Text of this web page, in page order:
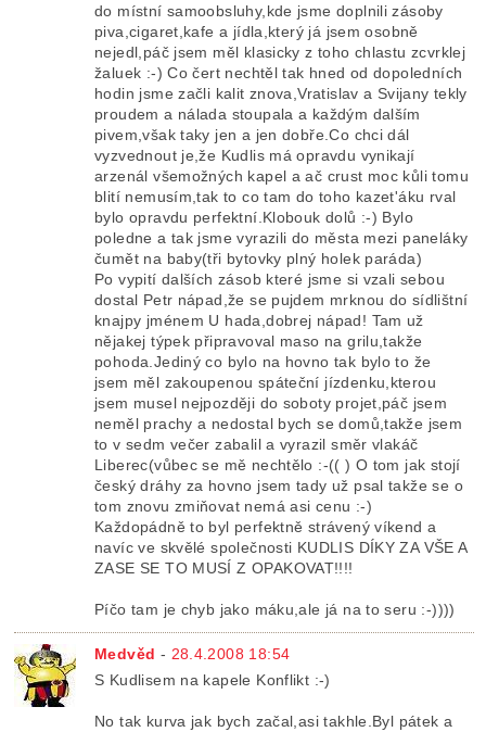
do místní samoobsluhy,kde jsme doplnili zásoby
piva,cigaret,kafe a jídla,který já jsem osobně
nejedl,páč jsem měl klasicky z toho chlastu zcvrklej
žaluek :-) Co čert nechtěl tak hned od dopoledních
hodin jsme začli kalit znova,Vratislav a Svijany tekly
proudem a nálada stoupala a každým dalším
pivem,však taky jen a jen dobře.Co chci dál
vyzvednout je,že Kudlis má opravdu vynikají
arzenál všemožných kapel a ač crust moc kůli tomu
blití nemusím,tak to co tam do toho kazet'áku rval
bylo opravdu perfektní.Klobouk dolů :-) Bylo
poledne a tak jsme vyrazili do města mezi paneláky
čumět na baby(tři bytovky plný holek paráda)
Po vypití dalších zásob které jsme si vzali sebou
dostal Petr nápad,že se pujdem mrknou do sídlištní
knajpy jménem U hada,dobrej nápad! Tam už
nějakej týpek připravoval maso na grilu,takže
pohoda.Jediný co bylo na hovno tak bylo to že
jsem měl zakoupenou spáteční jízdenku,kterou
jsem musel nejpozději do soboty projet,páč jsem
neměl prachy a nedostal bych se domů,takže jsem
to v sedm večer zabalil a vyrazil směr vlakáč
Liberec(vůbec se mě nechtělo :-(( ) O tom jak stojí
český dráhy za hovno jsem tady už psal takže se o
tom znovu zmiňovat nemá asi cenu :-)
Každopádně to byl perfektně strávený víkend a
navíc ve skvělé společnosti KUDLIS DÍKY ZA VŠE A
ZASE SE TO MUSÍ Z OPAKOVAT!!!!
Píčo tam je chyb jako máku,ale já na to seru :-))))
Medvěd - 28.4.2008 18:54
S Kudlisem na kapele Konflikt :-)
No tak kurva jak bych začal,asi takhle.Byl pátek a